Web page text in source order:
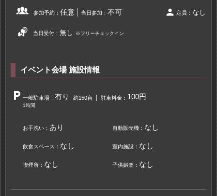
参加予約： 任意 当日参加： 不可 person 定員： なし
当日受付：無し ※フリーチェックイン
イベント会場 施設情報
local_parking 一般駐車場： 有り 約150台 駐車料金： 100円
1時間
お手洗い： あり 自動販売機： なし
飲食スペース： なし 室内施設： なし
喫煙所： なし 子供娯楽： なし